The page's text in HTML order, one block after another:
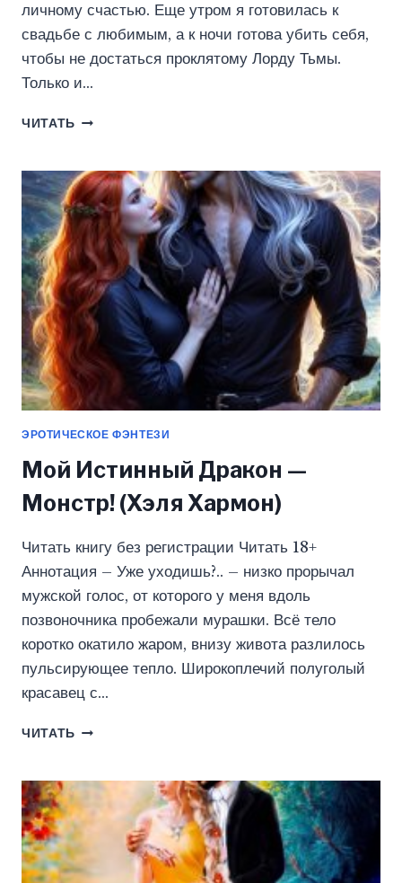
личному счастью. Еще утром я готовилась к
свадьбе с любимым, а к ночи готова убить себя,
чтобы не достаться проклятому Лорду Тьмы.
Только и…
ЧИТАТЬ ПРАВО
ДЛЯ
ЛОРДА
ТЬМЫ
(ОЛЬГА
КОРОТАЕВА)
ЭРОТИЧЕСКОЕ ФЭНТЕЗИ
Мой Истинный Дракон —
Монстр! (Хэля Хармон)
Читать книгу без регистрации Читать 18+
Аннотация – Уже уходишь?.. – низко прорычал
мужской голос, от которого у меня вдоль
позвоночника пробежали мурашки. Всё тело
коротко окатило жаром, внизу живота разлилось
пульсирующее тепло. Широкоплечий полуголый
красавец с…
ЧИТАТЬ МОЙ
—
МОНСТР!
(ХЭЛЯ
ХАРМОН)